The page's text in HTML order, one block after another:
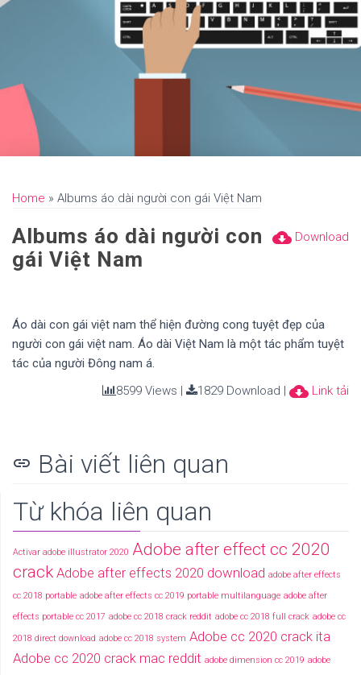
Home » Albums áo dài người con gái Việt Nam
cloud_download Download
Albums áo dài người con
gái Việt Nam
Áo dài con gái việt nam thể hiện đường cong tuyệt đẹp của
người con gái việt nam. Áo dài Việt Nam là một tác phẩm tuyệt
tác của người Đông nam á.
8599 Views |
1829 Download | cloud_download Link tải
link Bài viết liên quan
Từ khóa liên quan
Activar adobe illustrator 2020 Adobe after effect cc 2020
crack Adobe after effects 2020 download adobe after effects
cc 2018 portable adobe after effects cc 2019 portable multilanguage adobe after
effects portable cc 2017 adobe cc 2018 crack reddit adobe cc 2018 full crack adobe cc
2018 direct download adobe cc 2018 system Adobe cc 2020 crack ita
Adobe cc 2020 crack mac reddit adobe dimension cc 2019 adobe